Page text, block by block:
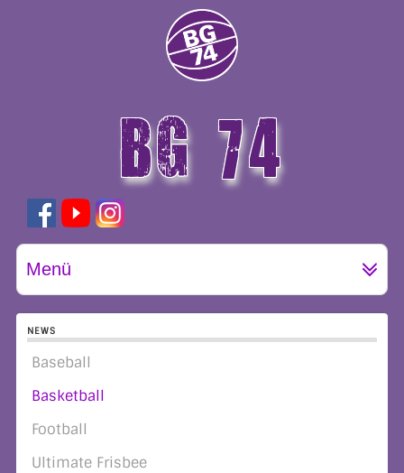
BG 74
GÖTTINGEN
Menü
NEWS
Baseball
Basketball
Football
Ultimate Frisbee